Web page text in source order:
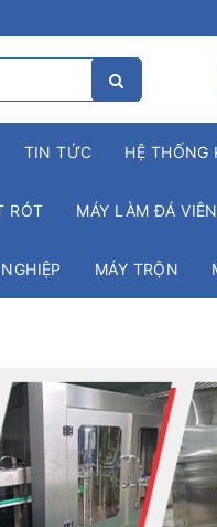
TIN TỨC HỆ THỐNG
RÓT MÁY LÀM ĐÁ VIÊN
MÁY TRỘN